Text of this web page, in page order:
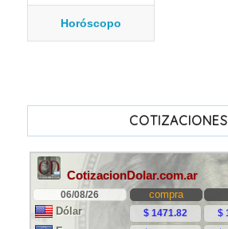
Horóscopo
COTIZACIONES